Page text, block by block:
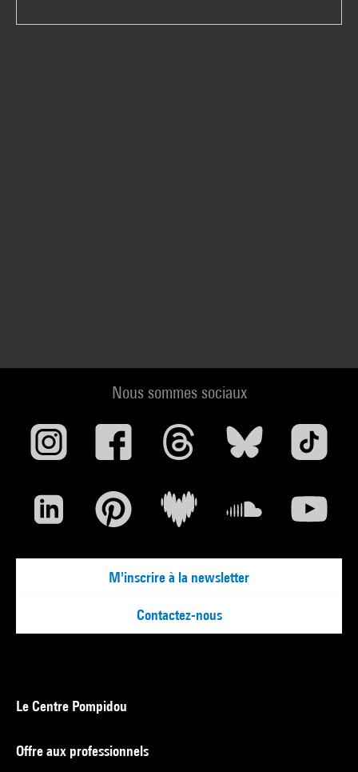
Nous sommes sociaux
M'inscrire à la newsletter
Contactez-nous
Le Centre Pompidou
Offre aux professionnels